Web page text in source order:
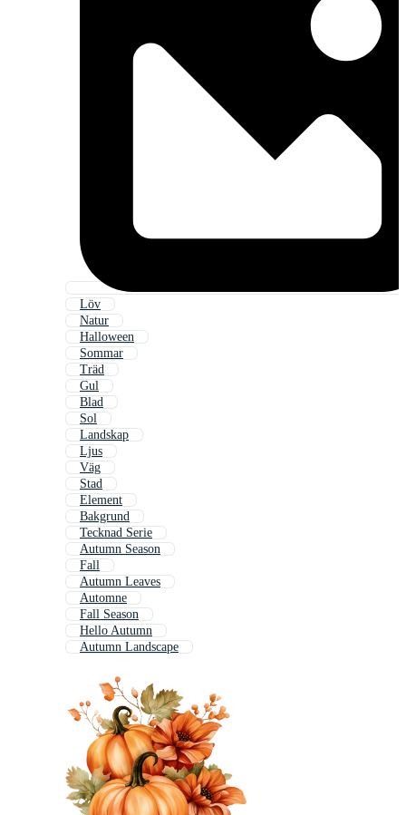
Löv
Natur
Halloween
Sommar
Träd
Gul
Blad
Sol
Landskap
Ljus
Väg
Stad
Element
Bakgrund
Tecknad Serie
Autumn Season
Fall
Autumn Leaves
Automne
Fall Season
Hello Autumn
Autumn Landscape